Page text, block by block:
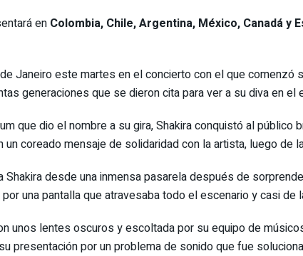
en Colombia, Chile, Argentina, México, Canadá y
Janeiro este martes en el concierto con el que comenzó
generaciones que se dieron cita para ver a su diva en el
que dio el nombre a su gira, Shakira conquistó al público
coreado mensaje de solidaridad con la artista, luego de
Shakira desde una inmensa pasarela después de
una pantalla que atravesaba todo el escenario y casi de
unos lentes oscuros y escoltada por su equipo de
presentación por un problema de sonido que fue